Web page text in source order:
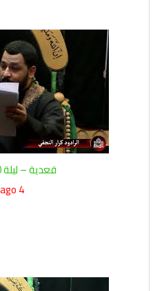
قعدية – ليلة 10 محرم 1442
4 years ago